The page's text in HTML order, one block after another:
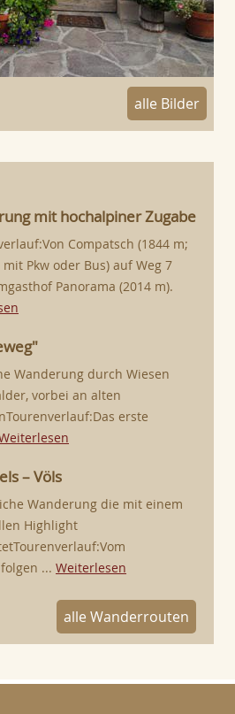
alle Bilder
mit hochalpiner Zugabe
Compatsch (1844 m;
Pkw oder Bus) auf Weg 7
Panorama (2014 m).
Wanderung durch Wiesen
vorbei an alten
erste
– Völs
Wanderung die mit einem
Highlight
... Weiterlesen
alle Wanderrouten